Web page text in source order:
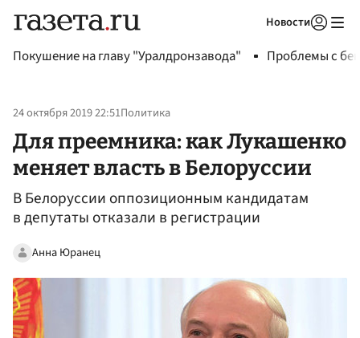
Новости
Покушение на главу "Уралдронзавода" Проблемы с
24 октября 2019 22:51Политика
Для преемника: как Лукашенко
меняет власть в Белоруссии
В Белоруссии оппозиционным кандидатам
в депутаты отказали в регистрации
Анна Юранец